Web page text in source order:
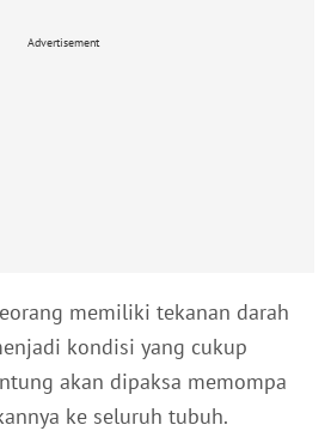
Advertisement
memiliki tekanan darah
kondisi yang cukup
akan dipaksa memompa
ke seluruh tubuh.